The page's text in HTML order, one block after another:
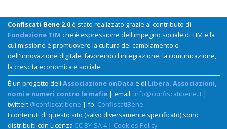
Confiscati Bene 2.0è stato realizzato grazie al contributo di
Fondazione TIM che è espressione dell'impegno sociale di TIM e la
cui missione è promuovere la cultura del cambiamento e
dell'innovazione digitale, favorendo l'integrazione, la comunicazione,
la crescita economica e sociale.
È un progetto dell'Associazione onData e di Libera. Associazioni,
nomi e numeri contro le mafie | email: info@confiscatibene.it |
twitter: @confiscatibene | fb: ConfiscatiBene
I contenuti di questo sito (salvo diversamente specificato) sono
distribuiti con Licenza CC BY-SA 4| Cookies Policy